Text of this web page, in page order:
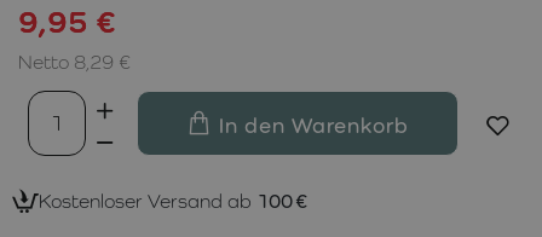
9,95 €
Netto 8,29 €
In den Warenkorb
Kostenloser Versand ab 100 €